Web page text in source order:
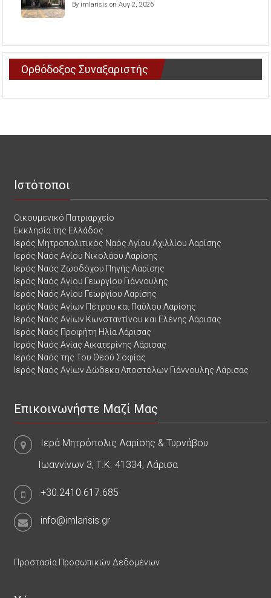
By imlarisis on Αυγ 2, 2026
Ορθόδοξος Συναξαριστής
Ιστότοποι
Οικουμενικό Πατριαρχείο
Εκκλησία της Ελλάδος
Ιερός Μητροπολιτικός Ναός Αγίου Αχιλλίου Λαρίσης
Ιερός Ναός Αγίου Νικολάου Λαρίσης
Ιερός Ναός Ζωοδόχου Πηγής Λαρίσης
Ιερός Ναός Αγίου Γεωργίου Γιάννουλης
Ιερός Ναός Αγίου Γεωργίου Λαρίσης
Ιερός Ναός Αγίων Πέτρου και Παύλου Λαρίσης
Ιερός Ναός Αγίων Κωνσταντίνου και Ελένης Λάρισας
Ιερός Ναός Προφήτη Ηλία Λάρισας
Ιερός Ναός Αγίας Αικατερίνης Λάρισας
Ιερός Ναός της Του Θεού Σοφίας
Ιερός Ναός Αγίων Δώδεκα Αποστόλων Γιάννουλης Λάρισας
Επικοινωνήστε Μαζί Μας
Ιερά Μητρόπολις Λαρίσης & Τυρνάβου
Ιωαννίνων 3, Τ.Κ. 41334, Λάρισα
+30.2410.617.685
info@imlarisis.gr
Προστασία Προσωπικών Δεδομένων